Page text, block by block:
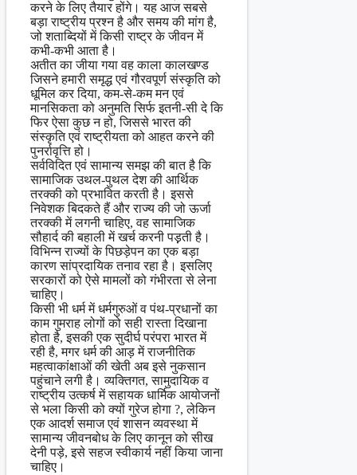
करने के लिए तैयार होंगे। यह आज सबसे
बड़ा राष्ट्रीय प्रश्न है और समय की मांग है,
जो शताब्दियों में किसी राष्ट्र के जीवन में
कभी-कभी आता है।
अतीत का जीया गया वह काला कालखण्ड
जिसने हमारी समृद्ध एवं गौरवपूर्ण संस्कृति को
धूमिल कर दिया, कम-से-कम मन एवं
मानसिकता को अनुमति सिर्फ इतनी-सी दे कि
फिर ऐसा कुछ न हो, जिससे भारत की
संस्कृति एवं राष्ट्रीयता को आहत करने की
पुनर्रावृत्ति हो।
सर्वविदित एवं सामान्य समझ की बात है कि
सामाजिक उथल-पुथल देश की आर्थिक
तरक्की को प्रभावित करती है। इससे
निवेशक बिदकते हैं और राज्य की जो ऊर्जा
तरक्की में लगनी चाहिए, वह सामाजिक
सौहार्द की बहाली में खर्च करनी पड़़ती है।
विभिन्न राज्यों के पिछड़ेपन का एक बड़ा
कारण सांप्रदायिक तनाव रहा है। इसलिए
सरकारों को ऐसे मामलों को गंभीरता से लेना
चाहिए।
किसी भी धर्म में धर्मगुरुओं व पंथ-प्रधानों का
काम गुमराह लोगों को सही रास्ता दिखाना
होता है, इसकी एक सुदीर्घ परंपरा भारत में
रही है, मगर धर्म की आड़ में राजनीतिक
महत्वाकांक्षाओं की खेती अब इसे नुकसान
पहुंचाने लगी है। व्यक्तिगत, सामुदायिक व
राष्ट्रीय उत्कर्ष में सहायक धार्मिक आयोजनों
से भला किसी को क्यों गुरेज होगा ?, लेकिन
एक आदर्श समाज एवं शासन व्यवस्था में
सामान्य जीवनबोध के लिए कानून को सीख
देनी पड़े, इसे सहज स्वीकार्य नहीं किया जाना
चाहिए।